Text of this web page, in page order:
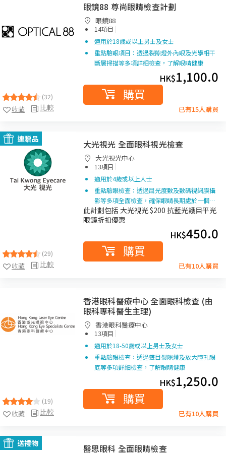
(32)
比較
收藏
眼鏡88 尊尚眼睛檢查計劃
眼鏡88
14項目 |
適用於18歲或以上男士及女士
重點驗眼項目：透過裂隙燈外內眼及光學相干
斷層掃描等多項詳細檢查，了解眼睛健康
HK$1,100.0
購買
已有15人購買
連贈品
(29)
比較
收藏
大光視光 全面眼科視光檢查
大光視光中心
13項目 |
適用於4歲或以上人士
重點驗眼檢查：透過屈光度數及數碼視網膜攝
影等多項全面檢查，確保眼睛長期處於一個…
此計劃包括 大光視光 $200 抗藍光護目平光
眼鏡折扣優惠
HK$450.0
購買
已有10人購買
(19)
比較
收藏
香港眼科醫療中心 全面眼科檢查 (由
眼科專科醫生主理)
香港眼科醫療中心
13項目 |
適用於18-50歲或以上男士及女士
重點驗眼檢查：透過雙目裂隙燈及放大瞳孔眼
底等多項詳細檢查，了解眼睛健康
HK$1,250.0
購買
已有10人購買
送禮物 醫思眼科 全面眼睛檢查